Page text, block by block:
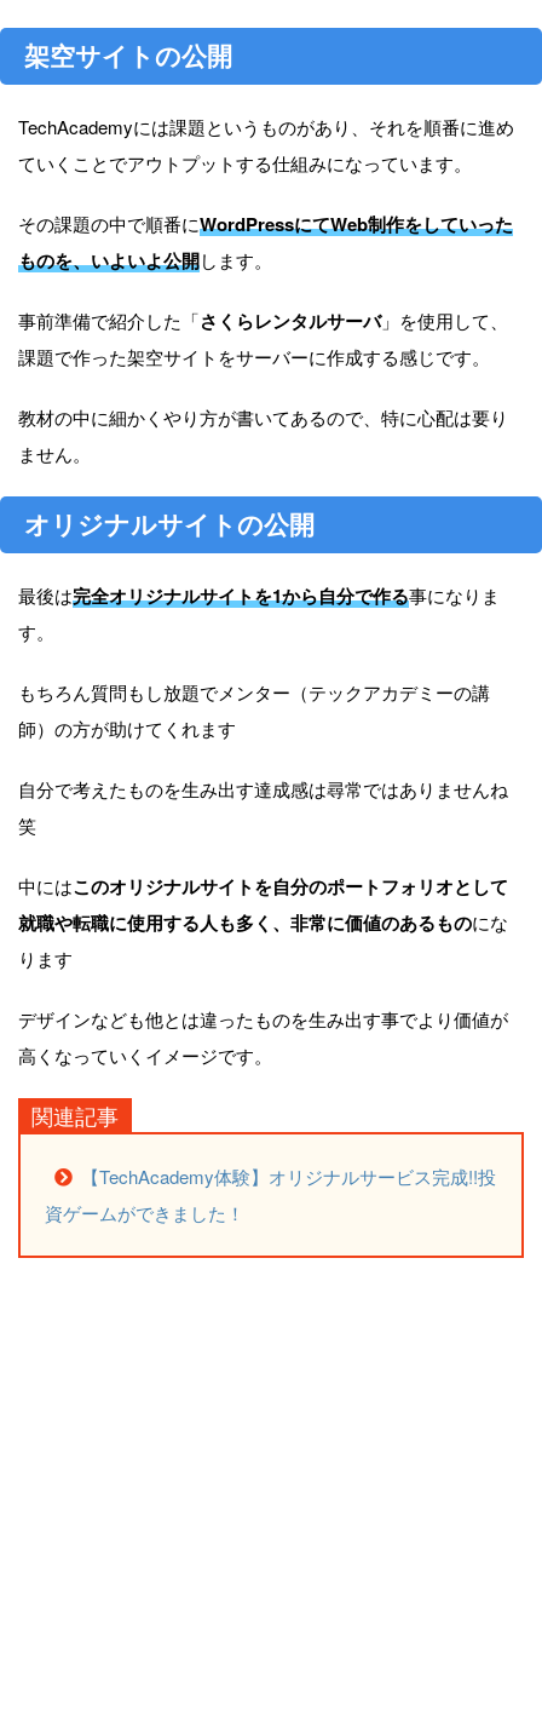
架空サイトの公開
TechAcademyには課題というものがあり、それを順番に進め
ていくことでアウトプットする仕組みになっています。
その課題の中で順番にWordPressにてWeb制作をしていった
ものを、いよいよ公開します。
事前準備で紹介した「さくらレンタルサーバ」を使用して、
課題で作った架空サイトをサーバーに作成する感じです。
教材の中に細かくやり方が書いてあるので、特に心配は要り
ません。
オリジナルサイトの公開
最後は完全オリジナルサイトを1から自分で作る事になりま
す。
もちろん質問もし放題でメンター（テックアカデミーの講
師）の方が助けてくれます
自分で考えたものを生み出す達成感は尋常ではありませんね
笑
中にはこのオリジナルサイトを自分のポートフォリオとして
就職や転職に使用する人も多く、非常に価値のあるものにな
ります
デザインなども他とは違ったものを生み出す事でより価値が
高くなっていくイメージです。
関連記事
【TechAcademy体験】オリジナルサービス完成!!投
資ゲームができました！